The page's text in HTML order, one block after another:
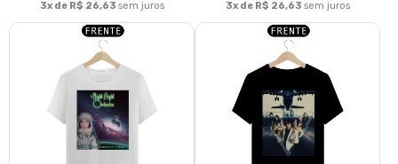
3x de R$ 26,63 sem juros 3x de R$ 26,63 sem juros